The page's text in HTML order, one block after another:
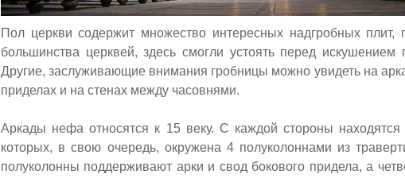
Пол церкви содержит множество интересных надгробных плит,
большинства церквей, здесь смогли устоять перед искушением
Другие, заслуживающие внимания гробницы можно увидеть на
приделах и на стенах между часовнями.
Аркады нефа относятся к 15 веку. С каждой стороны
которых, в свою очередь, окружена 4 полуколоннами из
полуколонны поддерживают арки и свод бокового придела, а